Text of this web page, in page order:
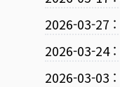
2026-03-27 :
2026-03-24:
2026-03-03 :